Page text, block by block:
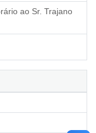
ao Sr. Trajano